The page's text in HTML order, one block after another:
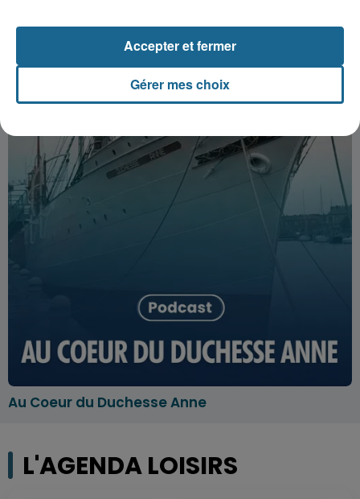
NOS AUTRES PODCASTS
Au Coeur du Duchesse Anne
L'AGENDA LOISIRS
Gérer mes choix
Accepter et fermer